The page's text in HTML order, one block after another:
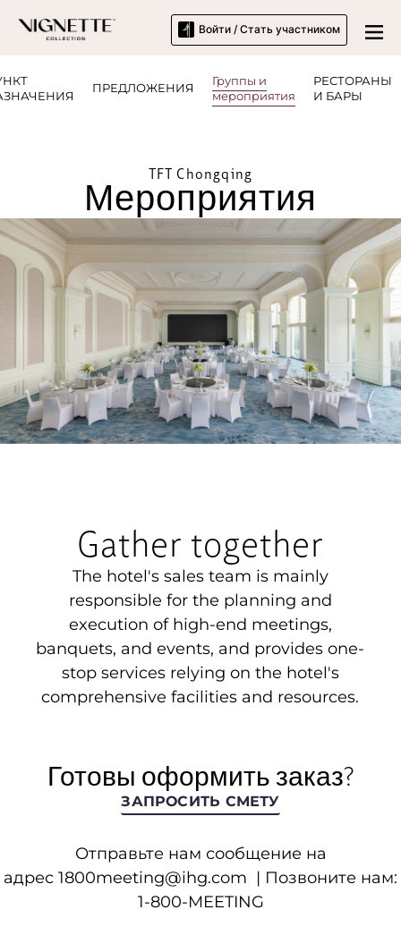
Войти / Стать участником
ПРЕДЛОЖЕНИЯ
Группы и
мероприятия
РЕСТОРАНЫ
И БАРЫ
TFT Chongqing
Мероприятия
Gather together
The hotel's sales team is mainly
responsible for the planning and
execution of high-end meetings,
banquets, and events, and provides one-
stop services relying on the hotel's
comprehensive facilities and resources.
Готовы оформить заказ?
ЗАПРОСИТЬ СМЕТУ
Отправьте нам сообщение на
адрес 1800meeting@ihg.com | Позвоните нам:
1-800-MEETING